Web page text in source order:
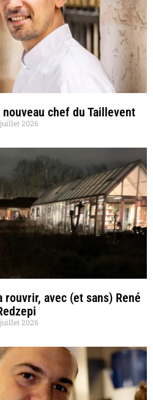
chef du Taillevent
2026
rouvrir, avec (et sans) René
2026